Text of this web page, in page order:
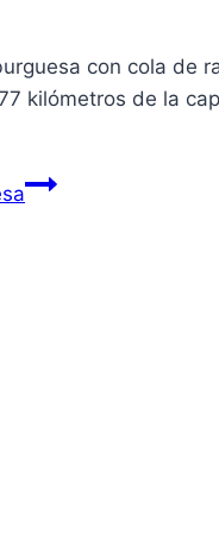
con cola de
kilómetros de la